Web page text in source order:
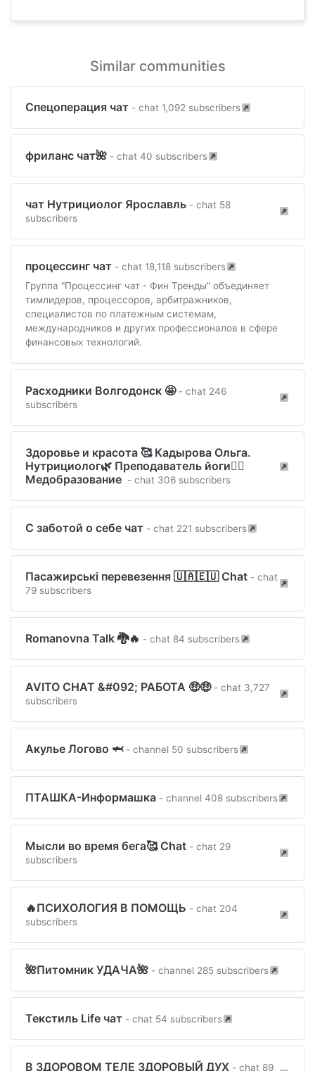
Similar communities
Спецоперация чат - chat 1,092 subscribers
фриланс чат🌺 - chat 40 subscribers
чат Нутрициолог Ярославль - chat 58
subscribers
процессинг чат - chat 18,118 subscribers
Группа "Процессинг чат - Фин Тренды" объединяет
тимлидеров, процессоров, арбитражников,
специалистов по платежным системам,
международников и других профессионалов в сфере
финансовых технологий.
Расходники Волгодонск 🤩 - chat 246
subscribers
Здоровье и красота 🥰 Кадырова Ольга.
Нутрициолог🌿 Преподаватель йоги🧘‍♀️
Медобразование ️️️ - chat 306 subscribers
С заботой о себе чат - chat 221 subscribers
Пасажирські перевезення 🇺🇦🇪🇺 Chat - chat
79 subscribers
Romanovna Talk 🐉🔥 - chat 84 subscribers
AVITO CHAT &#092; РАБОТА 🤑🤑 - chat 3,727
subscribers
Акулье Логово 🦈 - channel 50 subscribers
ПТАШКА-Информашка - channel 408 subscribers
Мысли во время бега🥰 Chat - chat 29
subscribers
🔥ПСИХОЛОГИЯ В ПОМОЩЬ - chat 204
subscribers
🌺Питомник УДАЧА🌺 - channel 285 subscribers
Текстиль Life чат - chat 54 subscribers
В ЗДОРОВОМ ТЕЛЕ ЗДОРОВЫЙ ДУХ - chat 89